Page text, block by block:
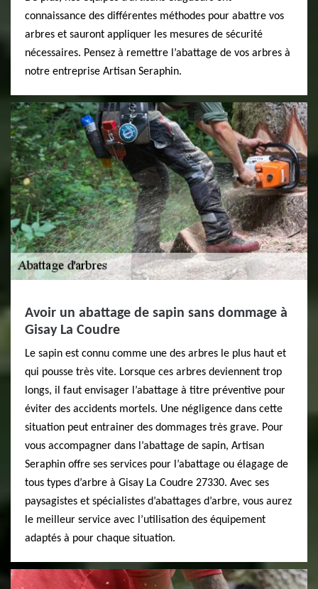
connaissance des différentes méthodes pour abattre vos
arbres et sauront appliquer les mesures de sécurité
nécessaires. Pensez à remettre l’abattage de vos arbres à
notre entreprise Artisan Seraphin.
Avoir un abattage de sapin sans dommage à
Gisay La Coudre
Le sapin est connu comme une des arbres le plus haut et
qui pousse très vite. Lorsque ces arbres deviennent trop
longs, il faut envisager l’abattage à titre préventive pour
éviter des accidents mortels. Une négligence dans cette
situation peut entrainer des dommages très grave. Pour
vous accompagner dans l’abattage de sapin, Artisan
Seraphin offre ses services pour l’abattage ou élagage de
tous types d’arbre à Gisay La Coudre 27330. Avec ses
paysagistes et spécialistes d’abattages d’arbre, vous aurez
le meilleur service avec l’utilisation des équipement
adaptés à pour chaque situation.